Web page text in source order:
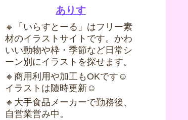
ありす
🔸「いらすとーる」はフリー素
材のイラストサイトです。かわ
いい動物や枠・季節など日常シ
ーン別にイラストを探せます。
🔸商用利用や加工もOKです☺
イラストは随時更新☺
🔸大手食品メーカーで勤務後、
自営業営み中。